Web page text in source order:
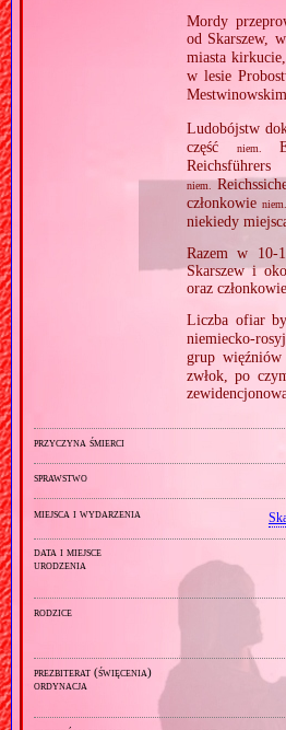
Mordy
od Skarszew,
miasta kirkucie,
w lesie
Ludobójstw
część
niem.
niem.
członkowieniem.
niekiedy
Razem w
Skarszew i
oraz
Liczba ofiar
grup
zwłok, po
przyczyna śmierci
sprawstwo
miejsca i wydarzenia
data i miejsce
urodzenia
rodzice
prezbiterat (święcenia)
ordynacja